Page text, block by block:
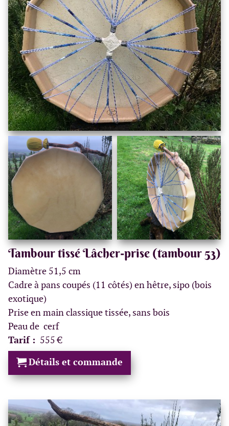
Tambour tissé Lâcher-prise (tambour 53)
Diamètre 51,5 cm
Cadre à pans coupés (11 côtés) en hêtre, sipo (bois
exotique)
Prise en main classique tissée, sans bois
Peau de cerf
Tarif : 555 €
Détails et commande